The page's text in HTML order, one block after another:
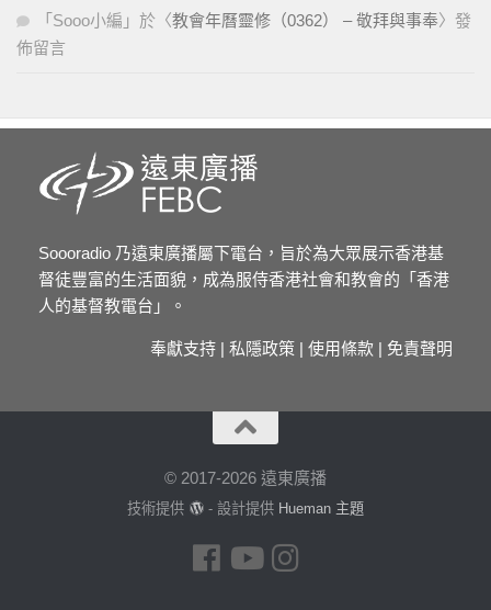
「 Sooo小編 」於〈教會年曆靈修（0362） – 敬拜與事奉〉發
佈留言
Soooradio 乃遠東廣播屬下電台，旨於為大眾展示香港基
督徒豐富的生活面貌，成為服侍香港社會和教會的「香港
人的基督教電台」。
奉獻支持 | 私隱政策 | 使用條款 | 免責聲明
© 2017-2026 遠東廣播
技術提供 - 設計提供 Hueman 主題